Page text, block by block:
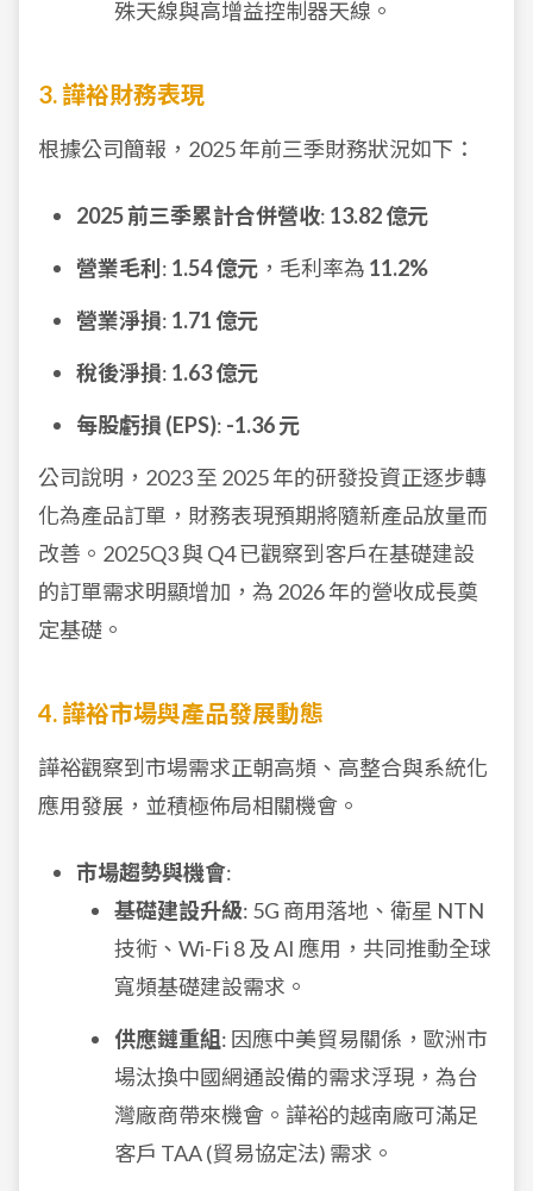
殊天線與高增益控制器天線。
3. 譁裕財務表現
根據公司簡報，2025 年前三季財務狀況如下：
2025 前三季累計合併營收: 13.82 億元
營業毛利 : 1.54 億元 ，毛利率為 11.2%
營業淨損: 1.71 億元
稅後淨損: 1.63 億元
每股虧損 (EPS): -1.36 元
公司說明，2023 至 2025 年的研發投資正逐步轉
化為產品訂單，財務表現預期將隨新產品放量而
改善。2025Q3 與 Q4 已觀察到客戶在基礎建設
的訂單需求明顯增加，為 2026 年的營收成長奠
定基礎。
4. 譁裕市場與產品發展動態
譁裕觀察到市場需求正朝高頻、高整合與系統化
應用發展，並積極佈局相關機會。
市場趨勢與機會:
基礎建設升級: 5G 商用落地、衛星 NTN
技術、Wi-Fi 8 及 AI 應用，共同推動全球
寬頻基礎建設需求。
供應鏈重組 : 因應中美貿易關係，歐洲市
場汰換中國網通設備的需求浮現，為台
灣廠商帶來機會。譁裕的越南廠可滿足
客戶 TAA (貿易協定法) 需求。